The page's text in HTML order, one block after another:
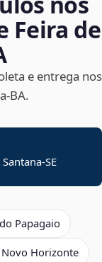
Feira de
e entrega nos
-SE
Papagaio
Horizonte